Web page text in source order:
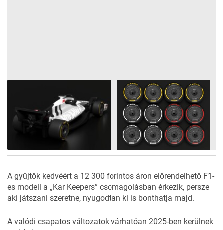
A gyűjtők kedvéért a 12 300 forintos áron előrendelhető F1-
es modell a „Kar Keepers” csomagolásban érkezik, persze
aki játszani szeretne, nyugodtan ki is bonthatja majd.
A valódi csapatos változatok várhatóan 2025-ben kerülnek